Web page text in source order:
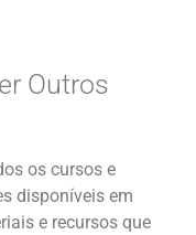
Outros
os cursos e
disponíveis em
e recursos que